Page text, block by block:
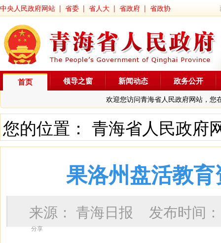
中央人民政府网站 | 省委 | 省人大 | 省政府 | 省政协
首页
欢迎您访问青海省人民政府网站，您
领导之窗 新闻动态 政务公开
您的位置： 青海省人民政府
果洛州盘活教
来源：青海日报 发布时间
分享